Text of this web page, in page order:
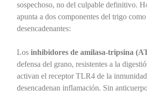
sospechoso, no del culpable definitivo.
apunta a dos componentes del trigo
desencadenantes:
Los inhibidores de amilasa-tripsina
defensa del grano, resistentes a la
activan el receptor TLR4 de la
desencadenan inflamación. Sin